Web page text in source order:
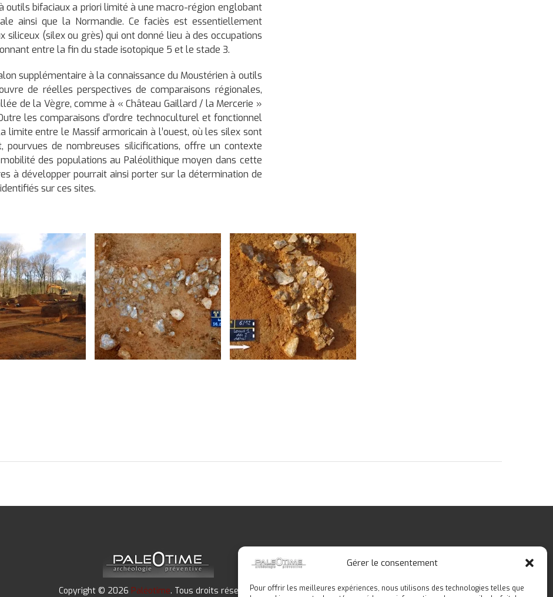
Gérer le consentement
Pour offrir les meilleures expériences, nous utilisons des technologies telles que
outils bifaciaux a priori limité à une macro-région englobant
ainsi que la Normandie. Ce faciès est essentiellement
siliceux (silex ou grès) qui ont donné lieu à des occupations
entre la fin du stade isotopique 5 et le stade 3.
supplémentaire à la connaissance du Moustérien à outils
de réelles perspectives de comparaisons régionales,
de la Vègre, comme à « Château Gaillard / la Mercerie »
les comparaisons d’ordre technoculturel et fonctionnel
limite entre le Massif armoricain à l’ouest, où les silex sont
pourvues de nombreuses silicifications, offre un contexte
des populations au Paléolithique moyen dans cette
à développer pourrait ainsi porter sur la détermination de
sur ces sites.
Copyright © 2026 Paléotime. Tous droits réservés.